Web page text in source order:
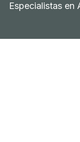
Especialistas en